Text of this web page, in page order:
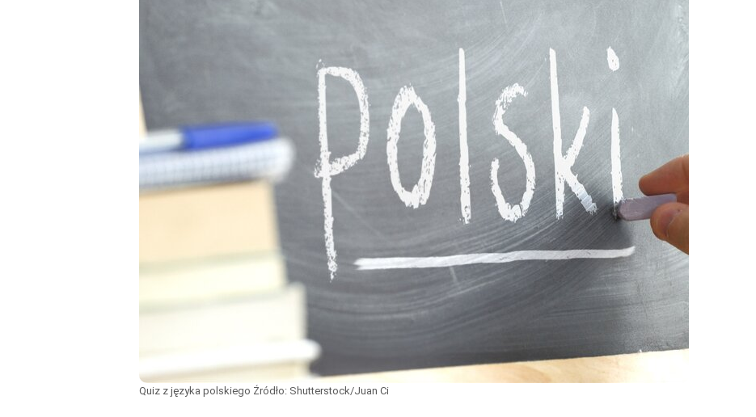
Quiz z języka polskiego Źródło: Shutterstock/Juan Ci